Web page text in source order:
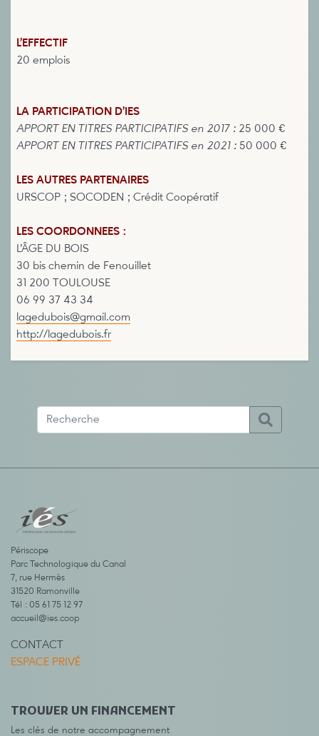
L’EFFECTIF
20 emplois
LA PARTICIPATION D’IES
APPORT EN TITRES PARTICIPATIFS en 2017 : 25 000 €
APPORT EN TITRES PARTICIPATIFS en 2021 : 50 000 €
LES AUTRES PARTENAIRES
URSCOP ; SOCODEN ; Crédit Coopératif
LES COORDONNEES :
L’ÂGE DU BOIS
30 bis chemin de Fenouillet
31 200 TOULOUSE
06 99 37 43 34
lagedubois@gmail.com
http://lagedubois.fr
Périscope
Parc Technologique du Canal
7, rue Hermès
31520 Ramonville
Tél : 05 61 75 12 97
accueil@ies.coop
CONTACT
ESPACE PRIVÉ
TROUVER UN FINANCEMENT
Les clés de notre accompagnement